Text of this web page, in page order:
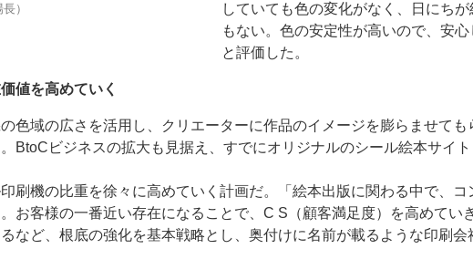
）
していても色の変化がなく、日にち
もない。色の安定性が高いので、安心
と評価した。
値を高めていく
色域の広さを活用し、クリエーターに作品のイメージを膨らませても
BtoCビジネスの拡大も見据え、すでにオリジナルのシール絵本サイ
刷機の比重を徐々に高めていく計画だ。「絵本出版に関わる中で、コ
お客様の一番近い存在になることで、C S（顧客満足度）を高めてい
など、根底の強化を基本戦略とし、奥付けに名前が載るような印刷会